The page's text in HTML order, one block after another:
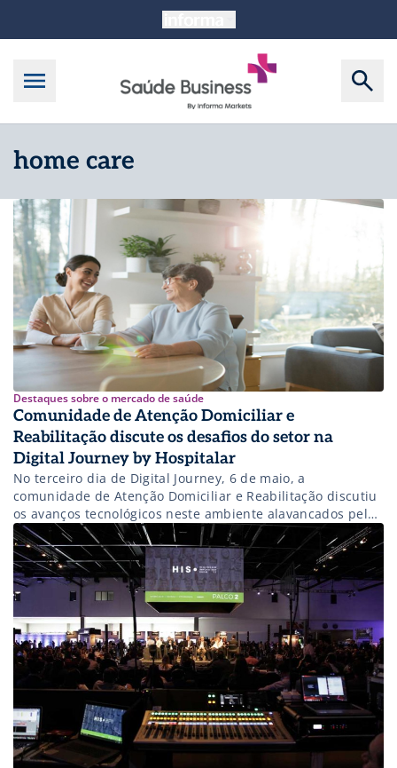
home care
Destaques sobre o mercado de saúde
Comunidade de Atenção Domiciliar e
Reabilitação discute os desafios do setor na
Digital Journey by Hospitalar
No terceiro dia de Digital Journey, 6 de maio, a
comunidade de Atenção Domiciliar e Reabilitação discutiu
os avanços tecnológicos neste ambiente alavancados pela
pandemia do coronavírus e como foi a aceitação destes
avanços pelas entidades operadoras de saúde.